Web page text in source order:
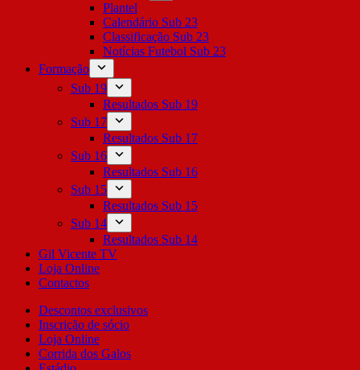
Plantel
Calendário Sub 23
Classificação Sub 23
Notícias Futebol Sub 23
Formação
Sub 19
Resultados Sub 19
Sub 17
Resultados Sub 17
Sub 16
Resultados Sub 16
Sub 15
Resultados Sub 15
Sub 14
Resultados Sub 14
Gil Vicente TV
Loja Online
Contactos
Descontos exclusivos
Inscrição de sócio
Loja Online
Corrida dos Galos